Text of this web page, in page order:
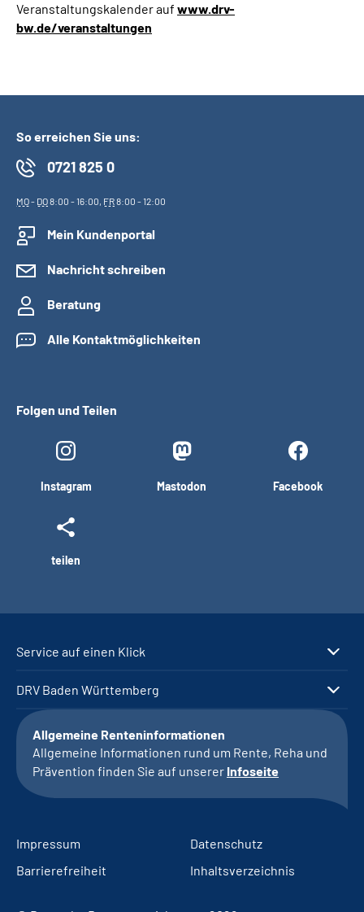
Veranstaltungskalender auf www.drv-
bw.de/veranstaltungen
So erreichen Sie uns:
0721 825 0
MO- DO8:00 - 16:00, FR8:00 - 12:00
Mein Kundenportal
Nachricht schreiben
Beratung
Alle Kontaktmöglichkeiten
Folgen und Teilen
Instagram Mastodon Facebook
teilen
Service auf einen Klick
DRV Baden Württemberg
Allgemeine Renteninformationen
Allgemeine Informationen rund um Rente, Reha und
Prävention finden Sie auf unserer Infoseite
Impressum
Datenschutz
Barrierefreiheit
Inhaltsverzeichnis